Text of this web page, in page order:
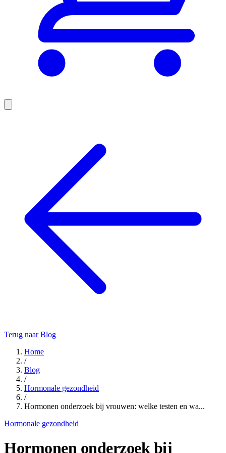
Terug naar Blog
Home
/
Blog
/
Hormonale gezondheid
/
Hormonen onderzoek bij vrouwen: welke testen en wa...
Hormonale gezondheid
Hormonen onderzoek bij